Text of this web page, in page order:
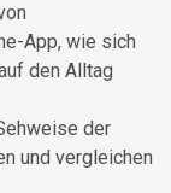
App, wie sich
den Alltag
der
und vergleichen